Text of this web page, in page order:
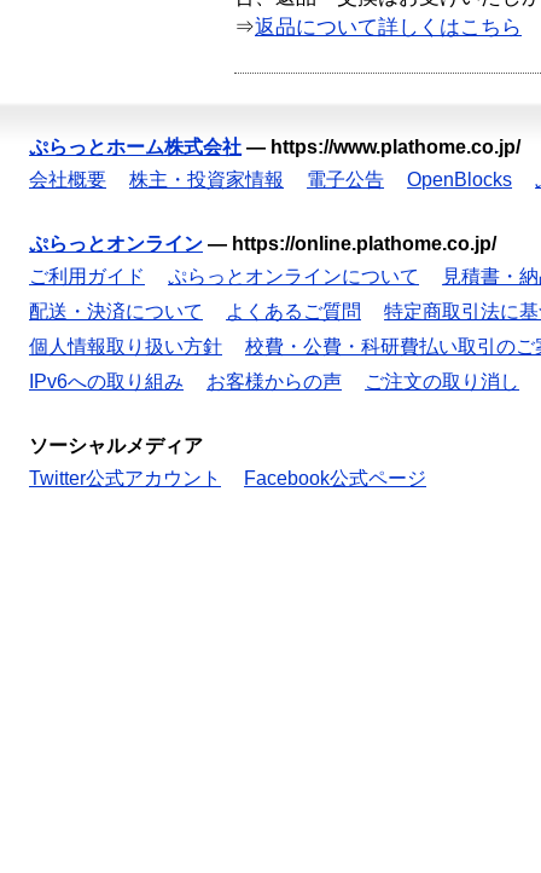
⇒返品について詳しくはこちら
ぷらっとホーム株式会社 — https://www.plathome.co.jp/
会社概要
株主・投資家情報 電子公告 OpenBlocks
ぷらっとオンライン — https://online.plathome.co.jp/
ご利用ガイド
ぷらっとオンラインについて
見積書・
配送・決済について
よくあるご質問
特定商取引法に
個人情報取り扱い方針
校費・公費・科研費払い取引のご
IPv6への取り組み
お客様からの声 ご注文の取り消し
ソーシャルメディア
Twitter公式アカウント
Facebook公式ページ